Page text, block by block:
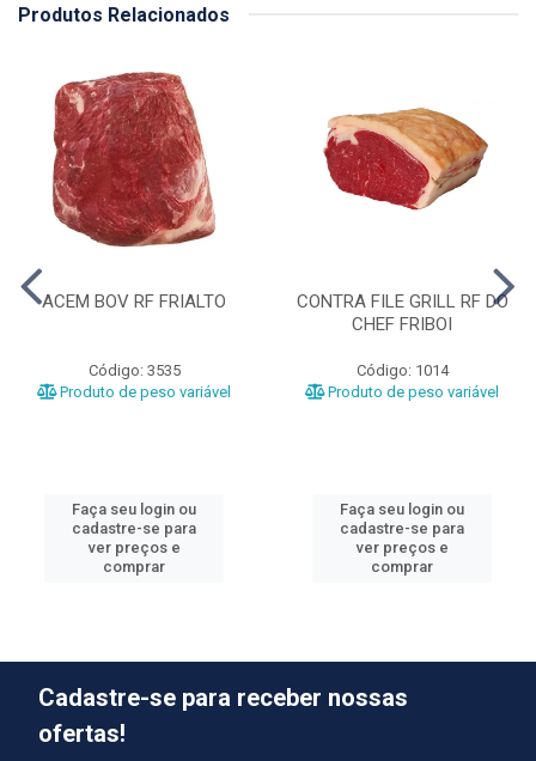
Produtos Relacionados
ACEM BOV RF FRIALTO
Código: 3535
Produto de peso variável
Faça seu login ou
cadastre-se para
ver preços e
comprar
CONTRA FILE GRILL RF DO
CHEF FRIBOI
Código: 1014
Produto de peso variável
Faça seu login ou
cadastre-se para
ver preços e
comprar
Cadastre-se para receber nossas
ofertas!